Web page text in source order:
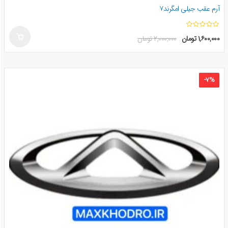
آرم عقب جیلی امگرند۷
۲,۰۰۰,۰۰۰تومان ۱,۶۰۰,۰۰۰تومان
-۷%